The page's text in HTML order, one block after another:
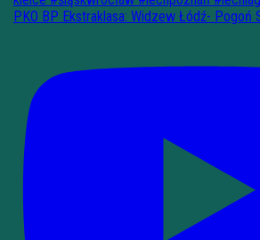
PKO BP Ekstraklasa: Widzew Łódź- Pogoń